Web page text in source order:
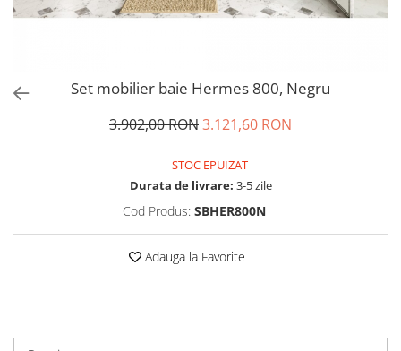
Set mobilier baie Hermes 800, Negru
3.902,00 RON3.121,60 RON
STOC EPUIZAT
Durata de livrare: 3-5 zile
Cod Produs: SBHER800N
Adauga la Favorite